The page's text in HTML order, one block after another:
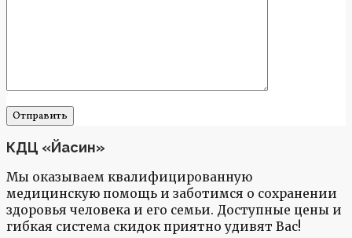
КДЦ «Йасин»
Мы оказываем квалифицированную
медицинскую помощь и заботимся о сохранении
здоровья человека и его семьи. Доступные цены и
гибкая система скидок приятно удивят Вас!